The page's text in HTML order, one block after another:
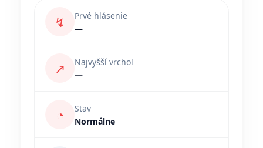
↯
Prvé hlásenie
—
↗
Najvyšší vrchol
—
◔
Stav
Normálne